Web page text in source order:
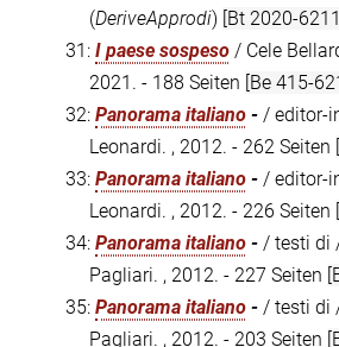
(DeriveApprodi) [Bt 2020-6211]
31: I paese sospeso / Cele
2021. - 188 Seiten [Be 415-
32: Panorama italiano - / editor-
Leonardi. , 2012. - 262 Seiten
33: Panorama italiano - / editor-
Leonardi. , 2012. - 226 Seiten
34: Panorama italiano - / testi di
Pagliari. , 2012. - 227 Seiten
35: Panorama italiano - / testi di
Pagliari. , 2012. - 203 Seiten